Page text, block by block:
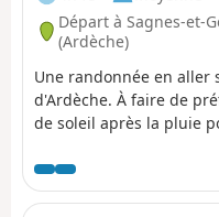
Départ à Sagnes-et-
(Ardèche)
Une randonnée en aller
d'Ardèche. À faire de
de soleil après la pluie
Blanc au Ventoux.